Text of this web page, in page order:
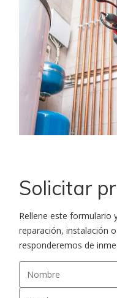
Solicitar
Rellene este formulario
reparación, instalación
responderemos de